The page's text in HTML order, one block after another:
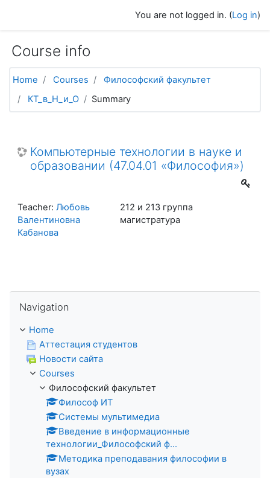
You are not logged in. (Log in)
Course info
Home Courses
Философский факультет
КТ_в_Н_и_О
Summary
Компьютерные технологии в науке и
образовании (47.04.01 «Философия»)
212 и 213 группа
магистратура
Teacher: Любовь
Валентиновна
Кабанова
Navigation
Home
Аттестация студентов
Новости сайта
Courses
Философский факультет
Философ ИТ
Системы мультимедиа
Введение в информационные
технологии_Философский ф...
Методика преподавания философии в
вузах